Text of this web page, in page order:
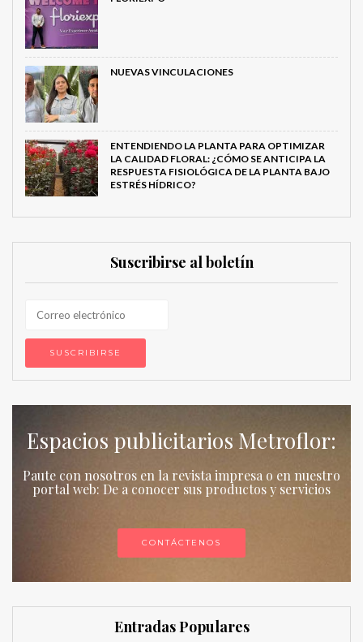
NUEVAS VINCULACIONES
ENTENDIENDO LA PLANTA PARA OPTIMIZAR
LA CALIDAD FLORAL: ¿CÓMO SE ANTICIPA LA
RESPUESTA FISIOLÓGICA DE LA PLANTA BAJO
ESTRÉS HÍDRICO?
Suscribirse al boletín
Espacios publicitarios Metroflor:
Paute con nosotros en la revista impresa o en nuestro
portal web: De a conocer sus productos y servicios
CONTÁCTENOS
Entradas Populares